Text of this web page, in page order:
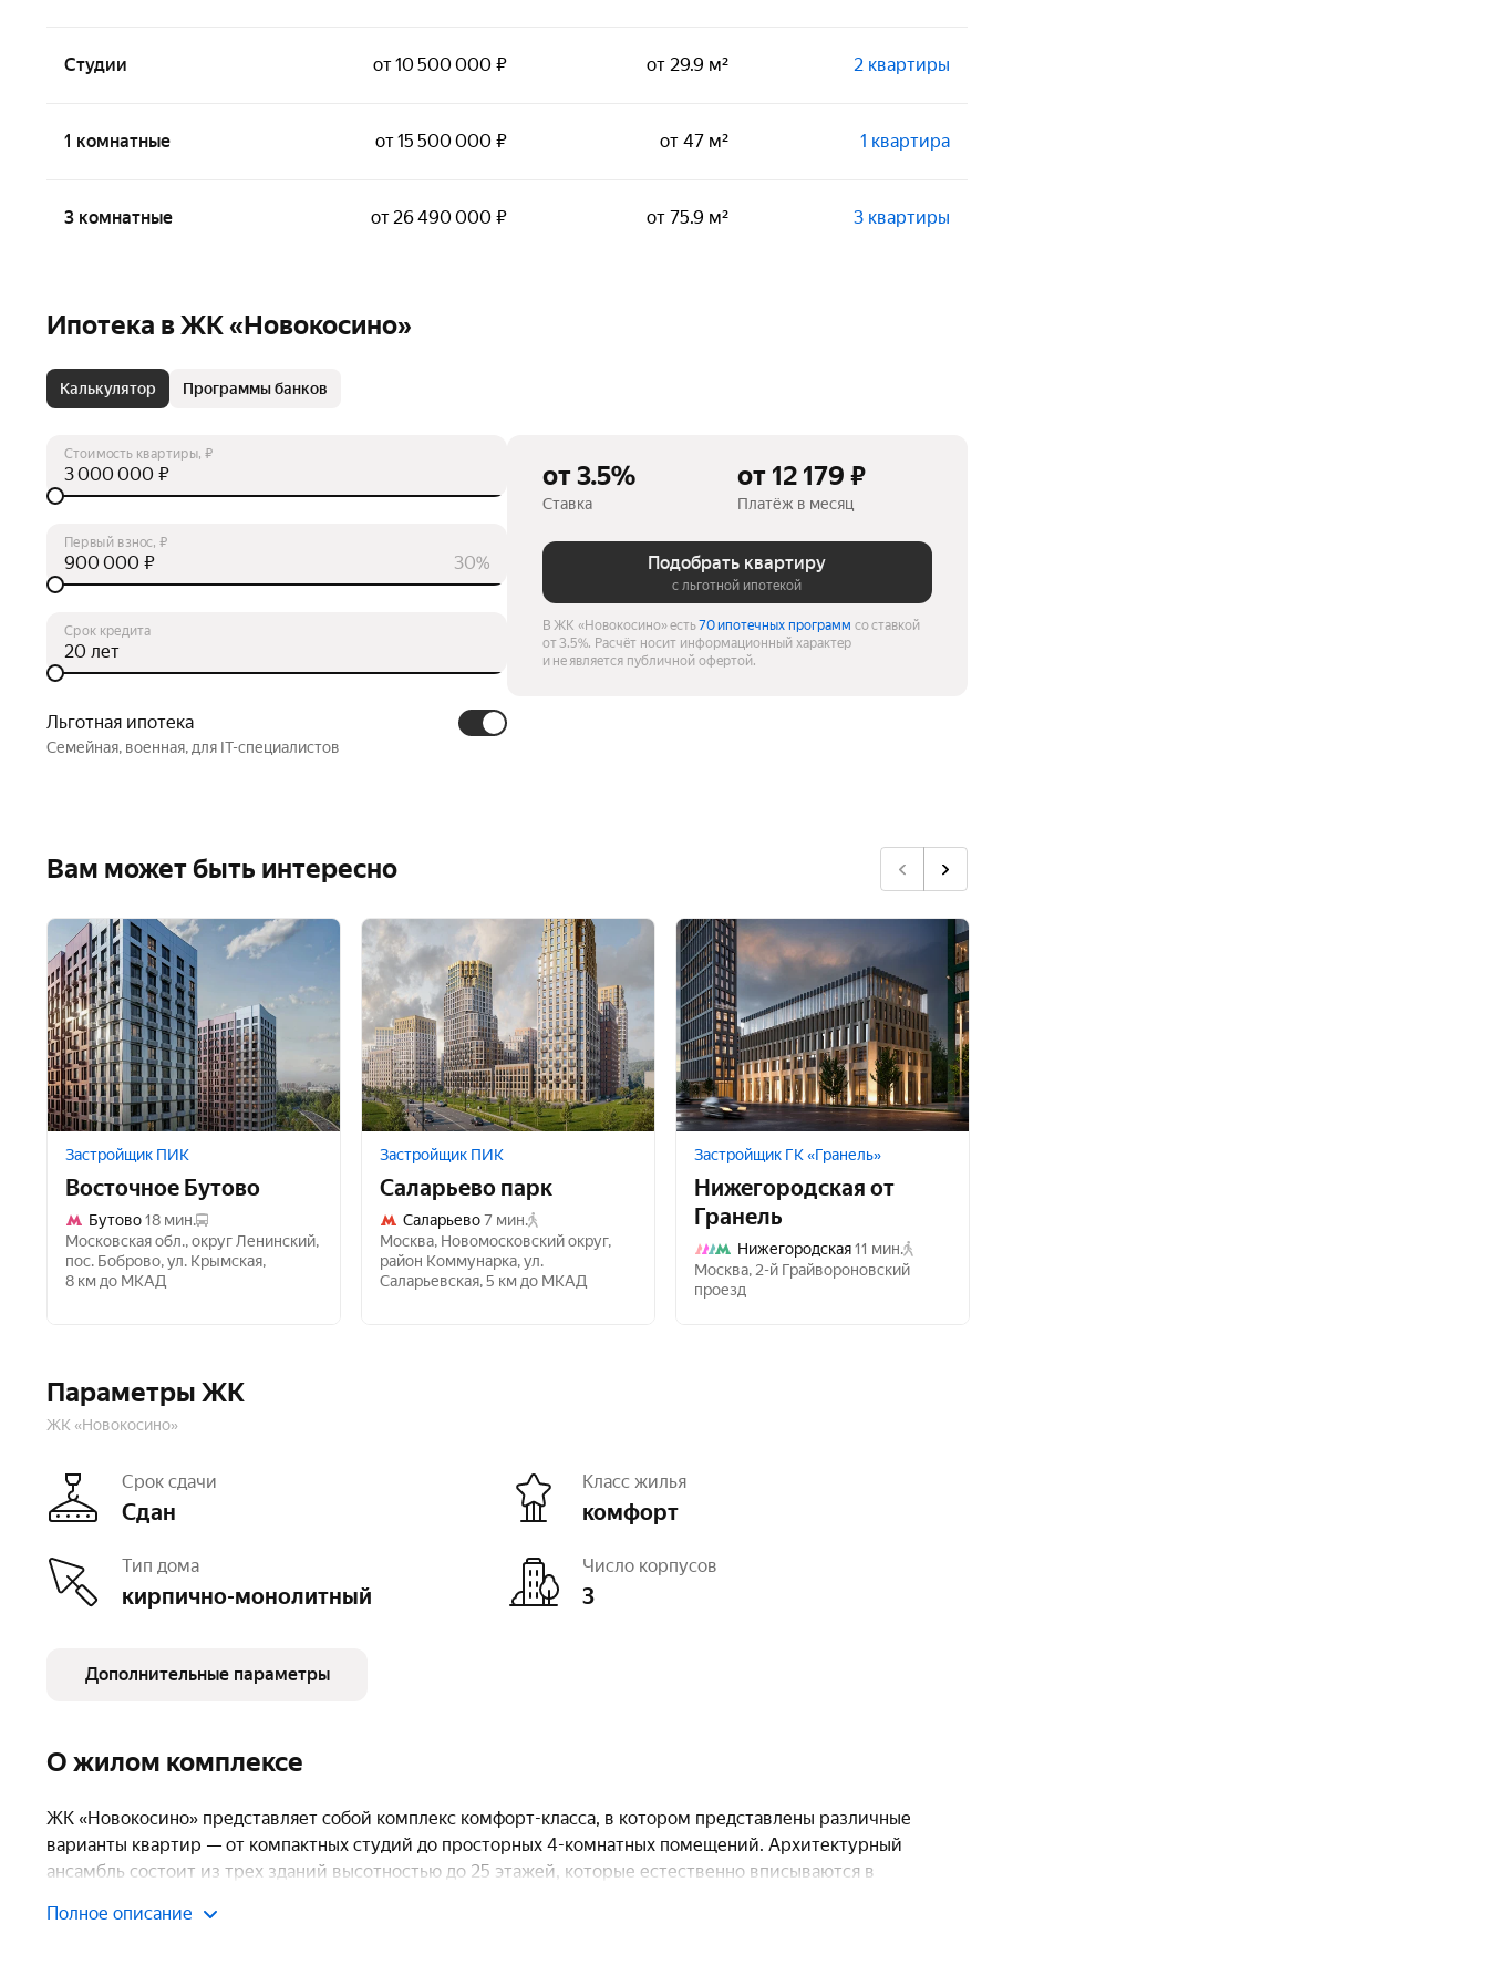
Студии от 10 500 000 ₽ от 29.9 м² 2 квартиры
1 комнатные от 15 500 000 ₽ от 47 м² 1 квартира
3 комнатные от 26 490 000 ₽ от 75.9 м² 3 квартиры
Ипотека в ЖК «Новокосино»
Калькулятор Программы банков
Стоимость квартиры, ₽
₽
Первый взнос, ₽
30%
₽
Срок кредита
лет
Льготная ипотека
Семейная, военная, для IT-специалистов
от 3.5%
Ставка
от 12 179 ₽
Платёж в месяц
Подобрать квартиру
с льготной ипотекой
В ЖК «Новокосино» есть70 ипотечных программ со ставкой
от 3.5%. Расчёт носит информационный характер
и не является публичной офертой.
Вам может быть интересно
Застройщик ПИК
Восточное Бутово
Бутово18 мин.
Московская обл.,округ Ленинский,
пос. Боброво,ул. Крымская,
8 км до МКАД
Застройщик ПИК
Саларьево парк
Саларьево7 мин.
Москва, Новомосковский округ,
район Коммунарка,ул.
Саларьевская,5 км до МКАД
Застройщик ГК «Гранель»
Нижегородская от
Гранель
Нижегородская 11 мин.
Москва, 2-й Грайвороновский
проезд
Параметры ЖК
ЖК «Новокосино»
Срок сдачи
Сдан
Класс жилья
комфорт
Тип дома
кирпично-монолитный
Число корпусов
3
Паркинг, машиноместа
есть открытый
Очереди 2 Число квартир 2 858
Дополнительные параметры
О жилом комплексе
ЖК «Новокосино» представляет собой комплекс комфорт-класса, в котором представлены различные
варианты квартир — от компактных студий до просторных 4-комнатных помещений. Архитектурный
ансамбль состоит из трех зданий высотностью до 25 этажей, которые естественно вписываются в
Полное описание